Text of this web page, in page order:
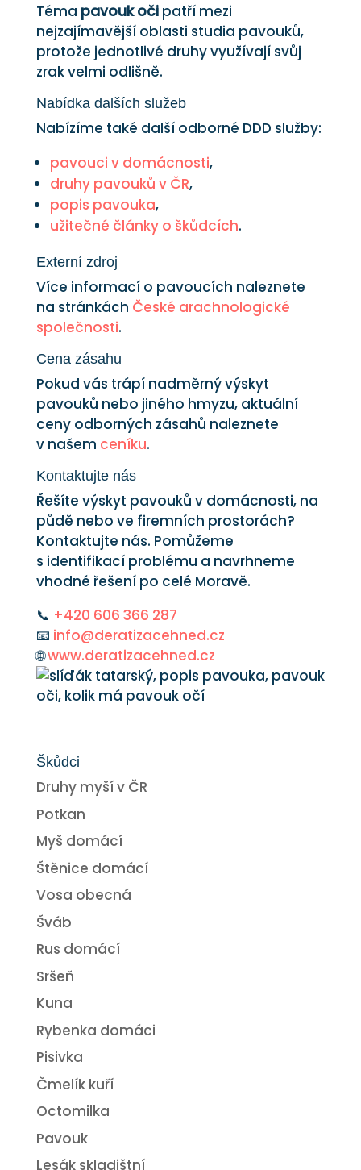
Téma pavouk očipatří mezi
nejzajímavější oblasti studia pavouků,
protože jednotlivé druhy využívají svůj
zrak velmi odlišně.
Nabídka dalších služeb
Nabízíme také další odborné DDD služby:
pavouci v domácnosti,
druhy pavouků v ČR,
popis pavouka,
užitečné články o škůdcích.
Externí zdroj
Více informací o pavoucích naleznete
na stránkách České arachnologické
společnosti.
Cena zásahu
Pokud vás trápí nadměrný výskyt
pavouků nebo jiného hmyzu, aktuální
ceny odborných zásahů naleznete
v našem ceníku.
Kontaktujte nás
Řešíte výskyt pavouků v domácnosti, na
půdě nebo ve firemních prostorách?
Kontaktujte nás. Pomůžeme
s identifikací problému a navrhneme
vhodné řešení po celé Moravě.
📞 +420 606 366 287
📧 info@deratizacehned.cz
🌐www.deratizacehned.cz
Škůdci
Druhy myší v ČR
Potkan
Myš domácí
Štěnice domácí
Vosa obecná
Šváb
Rus domácí
Sršeň
Kuna
Rybenka domáci
Pisivka
Čmelík kuří
Octomilka
Pavouk
Lesák skladištní